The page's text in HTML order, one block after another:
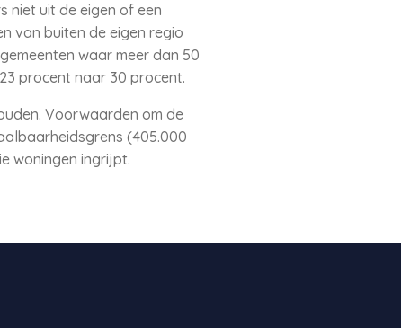
niet uit de eigen of een
van buiten de eigen regio
waar meer dan 50
procent naar 30 procent.
Voorwaarden om de
(405.000
woningen ingrijpt.